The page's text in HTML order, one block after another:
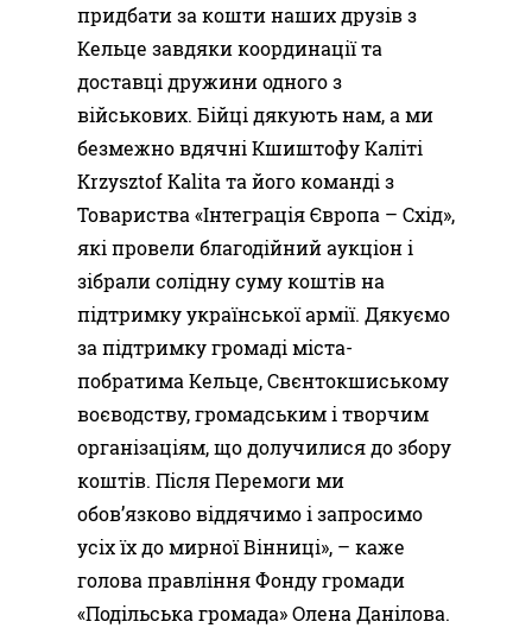
придбати за кошти наших друзів з
Кельце завдяки координації та
доставці дружини одного з
військових. Бійці дякують нам, а ми
безмежно вдячні Кшиштофу Каліті
Krzysztof Kalita та його команді з
Товариства «Інтеграція Європа – Схід»,
які провели благодійний аукціон і
зібрали солідну суму коштів на
підтримку української армії. Дякуємо
за підтримку громаді міста-
побратима Кельце, Свєнтокшиському
воєводству, громадським і творчим
організаціям, що долучилися до збору
коштів. Після Перемоги ми
обов’язково віддячимо і запросимо
усіх їх до мирної Вінниці», – каже
голова правління Фонду громади
«Подільська громада» Олена Данілова.